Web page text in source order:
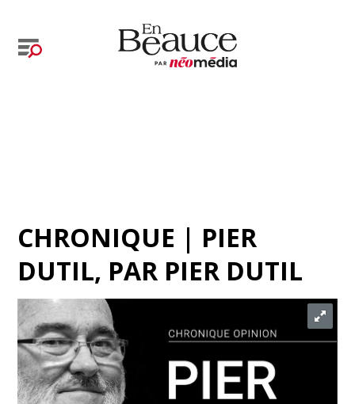
CHRONIQUE | PIER
DUTIL, PAR PIER DUTIL